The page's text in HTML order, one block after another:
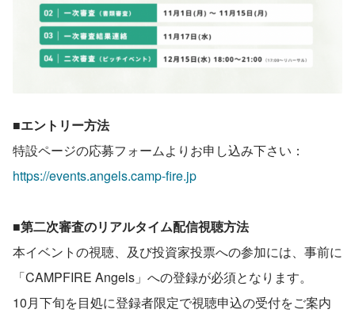
■エントリー方法
特設ページの応募フォームよりお申し込み下さい：
https://events.angels.camp-fire.jp
■第二次審査のリアルタイム配信視聴方法
本イベントの視聴、及び投資家投票への参加には、事前に
「CAMPFIRE Angels」への登録が必須となります。
10月下旬を目処に登録者限定で視聴申込の受付をご案内